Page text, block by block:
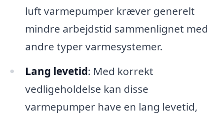
luft varmepumper kræver generelt
mindre arbejdstid sammenlignet med
andre typer varmesystemer.
Lang levetid: Med korrekt
vedligeholdelse kan disse
varmepumper have en lang levetid,